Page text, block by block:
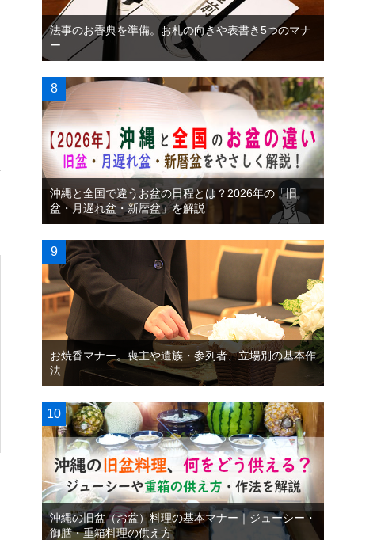
法事のお香典を準備。お札の向きや表書き5つのマナ
ー
沖縄と全国で違うお盆の日程とは？2026年の「旧
盆・月遅れ盆・新暦盆」を解説
お焼香マナー。喪主や遺族・参列者、立場別の基本作
法
沖縄の旧盆（お盆）料理の基本マナー｜ジューシー・
御膳・重箱料理の供え方